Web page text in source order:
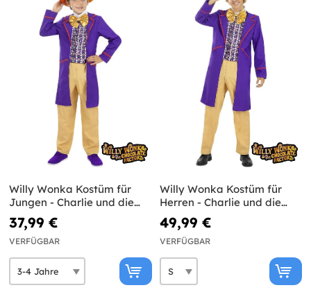
Willy Wonka Kostüm für
Jungen - Charlie und die
Schokoladenfabrik
37,99 €
VERFÜGBAR
Willy Wonka Kostüm für
Herren - Charlie und die
Schokoladenfabrik
49,99 €
VERFÜGBAR